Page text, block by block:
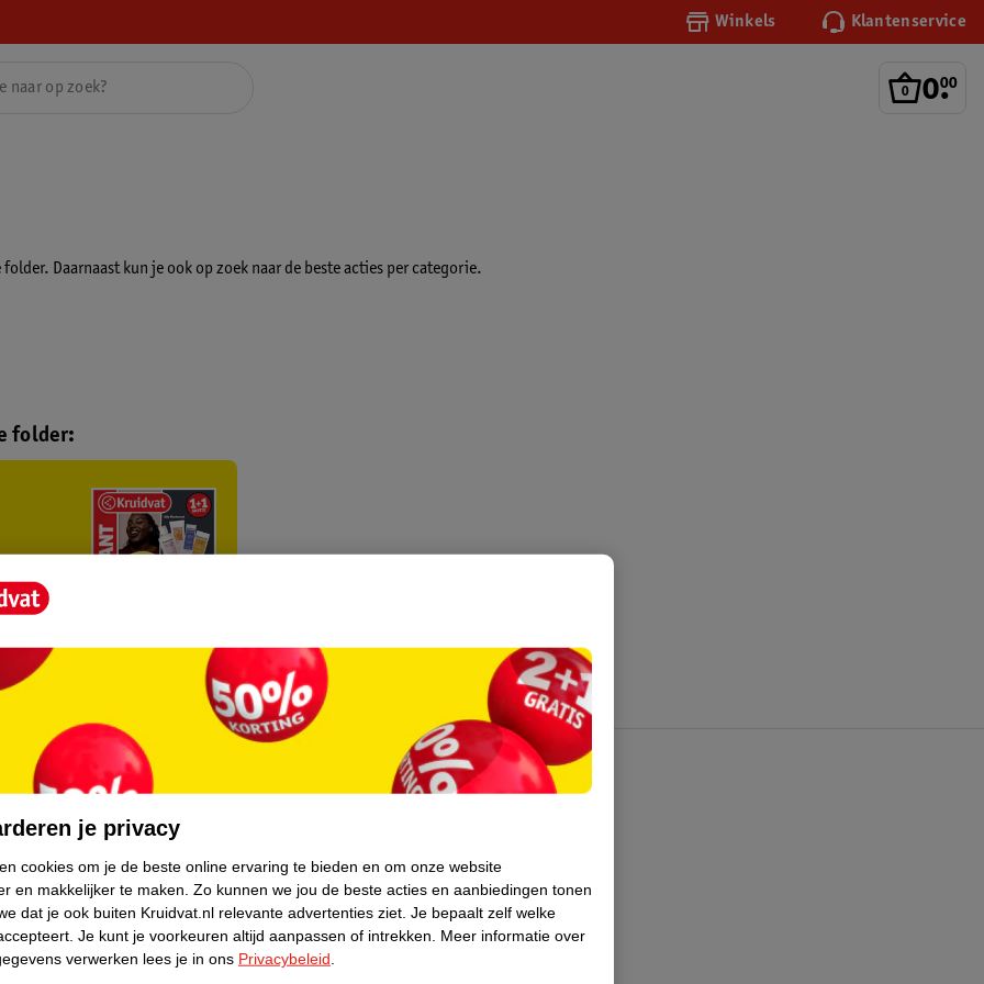
Winkels Klantenservice
0.
00
Daarnaast kun je ook op zoek naar de beste acties per categorie.
folder:
Over Kruidvat
Pers
Winkelformule
Bedrijfsgegevens
je privacy
cookies om je de beste online ervaring te bieden en om onze website
en makkelijker te maken. Zo kunnen we jou de beste acties en aanbiedingen tonen
dat je ook buiten Kruidvat.nl relevante advertenties ziet. Je bepaalt zelf welke
Je kunt je voorkeuren altijd aanpassen of intrekken.
Meer informatie over
verwerken lees je in ons Privacybeleid